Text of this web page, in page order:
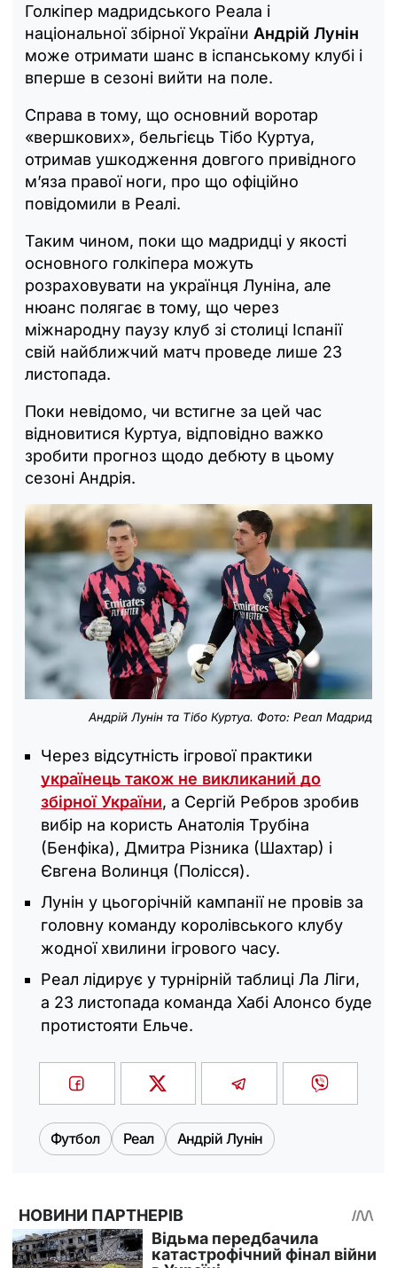
Голкіпер мадридського Реала і
національної збірної України Андрій Лунін
може отримати шанс в іспанському клубі і
вперше в сезоні вийти на поле.
Справа в тому, що основний воротар
«вершкових», бельгієць Тібо Куртуа,
отримав ушкодження довгого привідного
м’яза правої ноги, про що офіційно
повідомили в Реалі.
Таким чином, поки що мадридці у якості
основного голкіпера можуть
розраховувати на українця Луніна, але
нюанс полягає в тому, що через
міжнародну паузу клуб зі столиці Іспанії
свій найближчий матч проведе лише 23
листопада.
Поки невідомо, чи встигне за цей час
відновитися Куртуа, відповідно важко
зробити прогноз щодо дебюту в цьому
сезоні Андрія.
Андрій Лунін та Тібо Куртуа. Фото: Реал Мадрид
Через відсутність ігрової практики
українець також не викликаний до
збірної України, а Сергій Ребров зробив
вибір на користь Анатолія Трубіна
(Бенфіка), Дмитра Різника (Шахтар) і
Євгена Волинця (Полісся).
Лунін у цьогорічній кампанії не провів за
головну команду королівського клубу
жодної хвилини ігрового часу.
Реал лідирує у турнірній таблиці Ла Ліги,
а 23 листопада команда Хабі Алонсо буде
протистояти Ельче.
Футбол Реал Андрій Лунін